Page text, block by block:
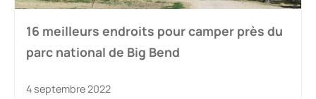
16 meilleurs endroits pour camper près du
parc national de Big Bend
4 septembre 2022